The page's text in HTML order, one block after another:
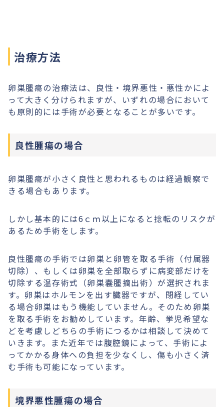
治療方法
卵巣腫瘍の治療法は、良性・境界悪性・悪性かによ
って大きく分けられますが、いずれの場合において
も原則的には手術が必要となることが多いです。
良性腫瘍の場合
卵巣腫瘍が小さく良性と思われるものは経過観察で
きる場合もあります。
しかし基本的には6ｃｍ以上になると捻転のリスクが
あるため手術をします。
良性腫瘍の手術では卵巣と卵管を取る手術（付属器
切除）、もしくは卵巣を全部取らずに病変部だけを
切除する温存術式（卵巣嚢腫摘出術）が選択されま
す。卵巣はホルモンを出す臓器ですが、閉経してい
る場合卵巣はもう機能していません。そのため卵巣
を取る手術をお勧めしています。年齢、挙児希望な
どを考慮しどちらの手術につるかは相談して決めて
いきます。また近年では腹腔鏡によって、手術によ
ってかかる身体への負担を少なくし、傷も小さく済
む手術も可能になっています。
境界悪性腫瘍の場合